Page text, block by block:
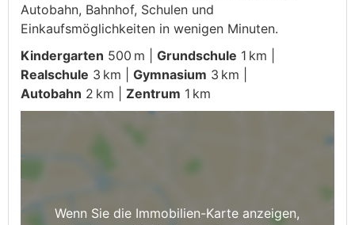
Autobahn, Bahnhof, Schulen und
Einkaufsmöglichkeiten in wenigen Minuten.
Kindergarten 500 m | Grundschule 1 km |
Realschule 3 km | Gymnasium 3 km |
Autobahn 2 km | Zentrum 1 km
Wenn Sie die Immobilien-Karte anzeigen,